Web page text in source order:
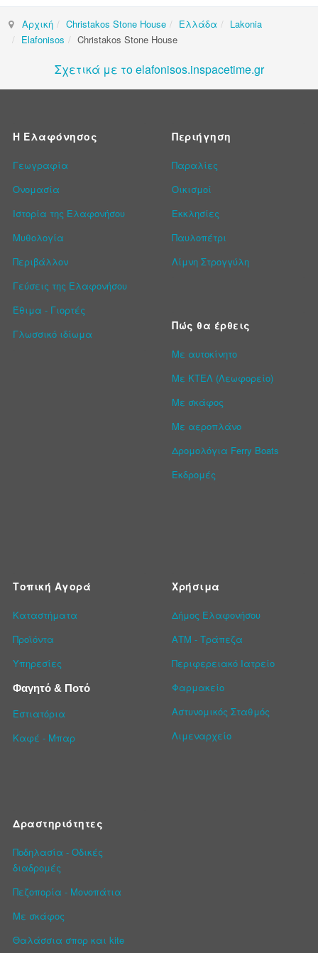
Αρχική Christakos Stone House Ελλάδα
Lakonia
Elafonisos
Christakos Stone House
Σχετικά με το elafonisos.inspacetime.gr
Η Ελαφόνησος
Γεωγραφία
Ονομασία
Ιστορία της Ελαφονήσου
Μυθολογία
Περιβάλλον
Γεύσεις της Ελαφονήσου
Έθιμα - Γιορτές
Γλωσσικό ιδίωμα
Περιήγηση
Παραλίες
Οικισμοί
Εκκλησίες
Παυλοπέτρι
Λίμνη Στρογγύλη
Πώς θα έρθεις
Με αυτοκίνητο
Με ΚΤΕΛ (Λεωφορείο)
Με σκάφος
Με αεροπλάνο
Δρομολόγια Ferry Boats
Εκδρομές
Τοπική Αγορά
Καταστήματα
Προϊόντα
Υπηρεσίες
Φαγητό & Ποτό
Εστιατόρια
Καφέ - Μπαρ
Χρήσιμα
Δήμος Ελαφονήσου
ΑΤΜ - Τράπεζα
Περιφερειακό Ιατρείο
Φαρμακείο
Αστυνομικός Σταθμός
Λιμεναρχείο
Δραστηριότητες
Ποδηλασία - Οδικές
διαδρομές
Πεζοπορία - Μονοπάτια
Με σκάφος
Θαλάσσια σπορ και kite